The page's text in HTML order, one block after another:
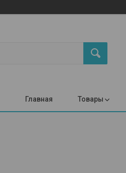
Главная Товары